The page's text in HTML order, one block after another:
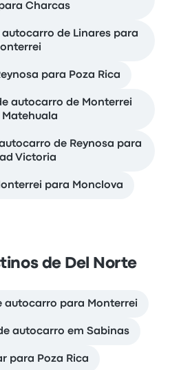
Charcas
de Linares para
para Poza Rica
autocarro de Monterrei
Matehuala
de Reynosa para
Victoria
para Monclova
de Del Norte
autocarro para Monterrei
autocarro em Sabinas
para Poza Rica